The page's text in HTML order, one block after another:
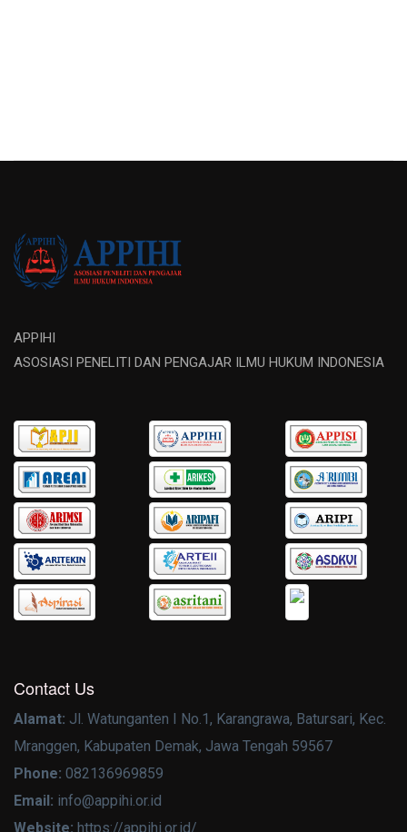
APPIHI
ASOSIASI PENELITI DAN PENGAJAR ILMU HUKUM INDONESIA
Contact Us
Alamat: Jl. Watunganten I No.1, Karangrawa, Batursari, Kec.
Mranggen, Kabupaten Demak, Jawa Tengah 59567
Phone: 082136969859
Email: info@appihi.or.id
Website: https://appihi.or.id/